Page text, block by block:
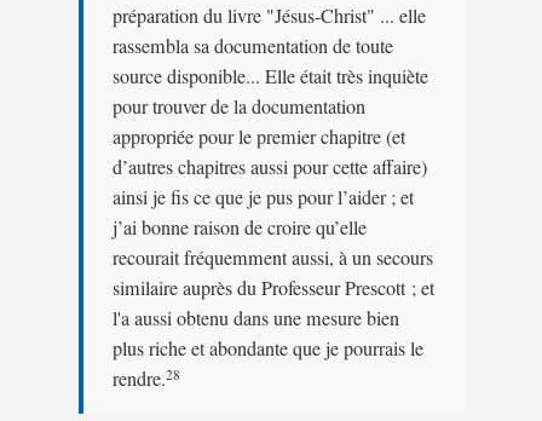
préparation du livre "Jésus-Christ" ... elle
rassembla sa documentation de toute
source disponible... Elle était très inquiète
pour trouver de la documentation
appropriée pour le premier chapitre (et
d’autres chapitres aussi pour cette affaire)
ainsi je fis ce que je pus pour l’aider ; et
j’ai bonne raison de croire qu’elle
recourait fréquemment aussi, à un secours
similaire auprès du Professeur Prescott ; et
l'a aussi obtenu dans une mesure bien
plus riche et abondante que je pourrais le
rendre.28